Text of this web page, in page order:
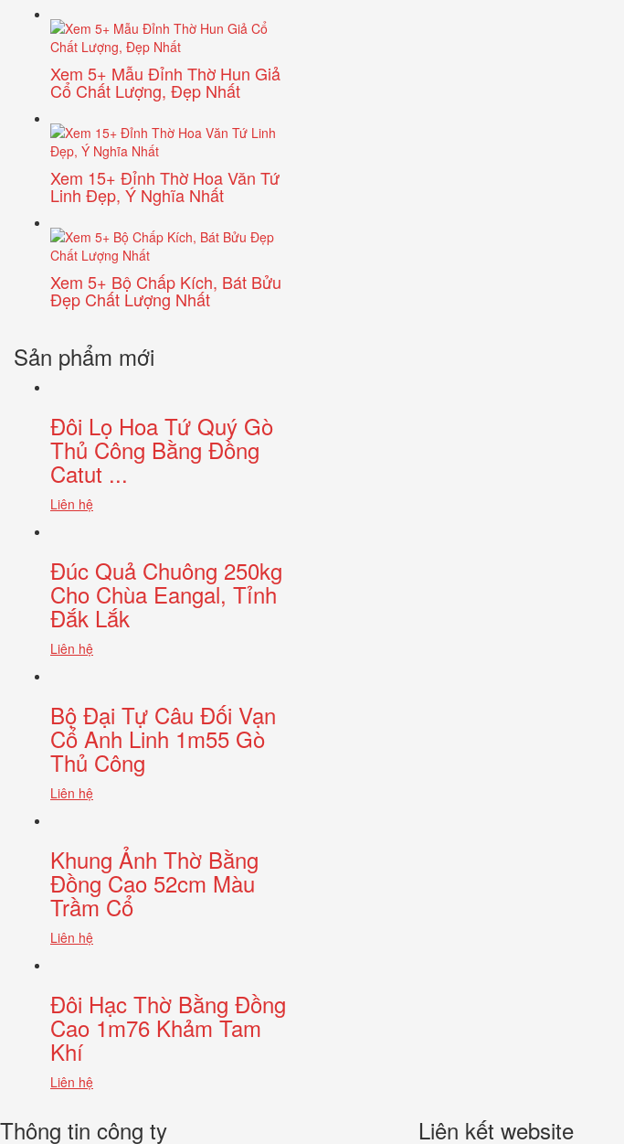
Xem 5+ Mẫu Đỉnh Thờ Hun Giả
Cổ Chất Lượng, Đẹp Nhất
Xem 15+ Đỉnh Thờ Hoa Văn Tứ
Linh Đẹp, Ý Nghĩa Nhất
Xem 5+ Bộ Chấp Kích, Bát Bửu
Đẹp Chất Lượng Nhất
Sản phẩm mới
Đôi Lọ Hoa Tứ Quý Gò
Thủ Công Bằng Đồng
Catut ...
Liên hệ
Đúc Quả Chuông 250kg
Cho Chùa Eangal, Tỉnh
Đắk Lắk
Liên hệ
Bộ Đại Tự Câu Đối Vạn
Cổ Anh Linh 1m55 Gò
Thủ Công
Liên hệ
Khung Ảnh Thờ Bằng
Đồng Cao 52cm Màu
Trầm Cổ
Liên hệ
Đôi Hạc Thờ Bằng Đồng
Cao 1m76 Khảm Tam
Khí
Liên hệ
Thông tin công ty Liên kết website